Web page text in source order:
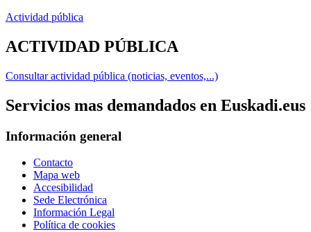
Actividad pública
ACTIVIDAD PÚBLICA
Consultar actividad pública (noticias, eventos,...)
Servicios mas demandados en Euskadi.eus
Información general
Contacto
Mapa web
Accesibilidad
Sede Electrónica
Información Legal
Política de cookies